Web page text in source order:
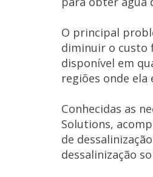
O principal
diminuir o custo
disponível em
regiões onde ela
Conhecidas as
Solutions,
de
dessalinização